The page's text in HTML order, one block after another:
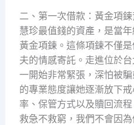
二、第一次借款：黃金項
慧珍最值錢的資產，是當
黃金項鍊。這條項鍊不僅
夫的情感寄託。走進位於
一開始非常緊張，深怕被
的專業態度讓她逐漸放下
率、保管方式以及贖回流
救急不救窮，我們不會因為